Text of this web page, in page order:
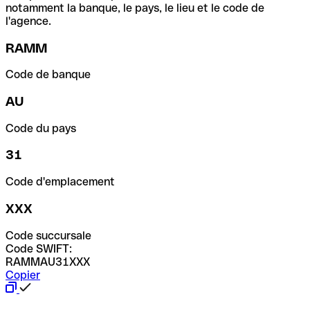
notamment la banque, le pays, le lieu et le code de
l'agence.
RAMM
Code de banque
AU
Code du pays
31
Code d'emplacement
XXX
Code succursale
Code SWIFT:
RAMMAU31XXX
Copier